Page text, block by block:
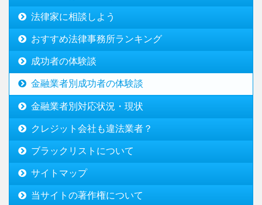
法律家に相談しよう
おすすめ法律事務所ランキング
成功者の体験談
金融業者別成功者の体験談
金融業者別対応状況・現状
クレジット会社も違法業者？
ブラックリストについて
サイトマップ
当サイトの著作権について